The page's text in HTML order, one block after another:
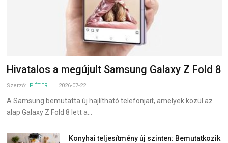
Hivatalos a megújult Samsung Galaxy Z Fold 8
Szerző: PÉTER 2026-07-22
A Samsung bemutatta új hajlítható telefonjait, amelyek közül az
alap Galaxy Z Fold 8 lett a…
Konyhai teljesítmény új szinten: Bemutatkozik